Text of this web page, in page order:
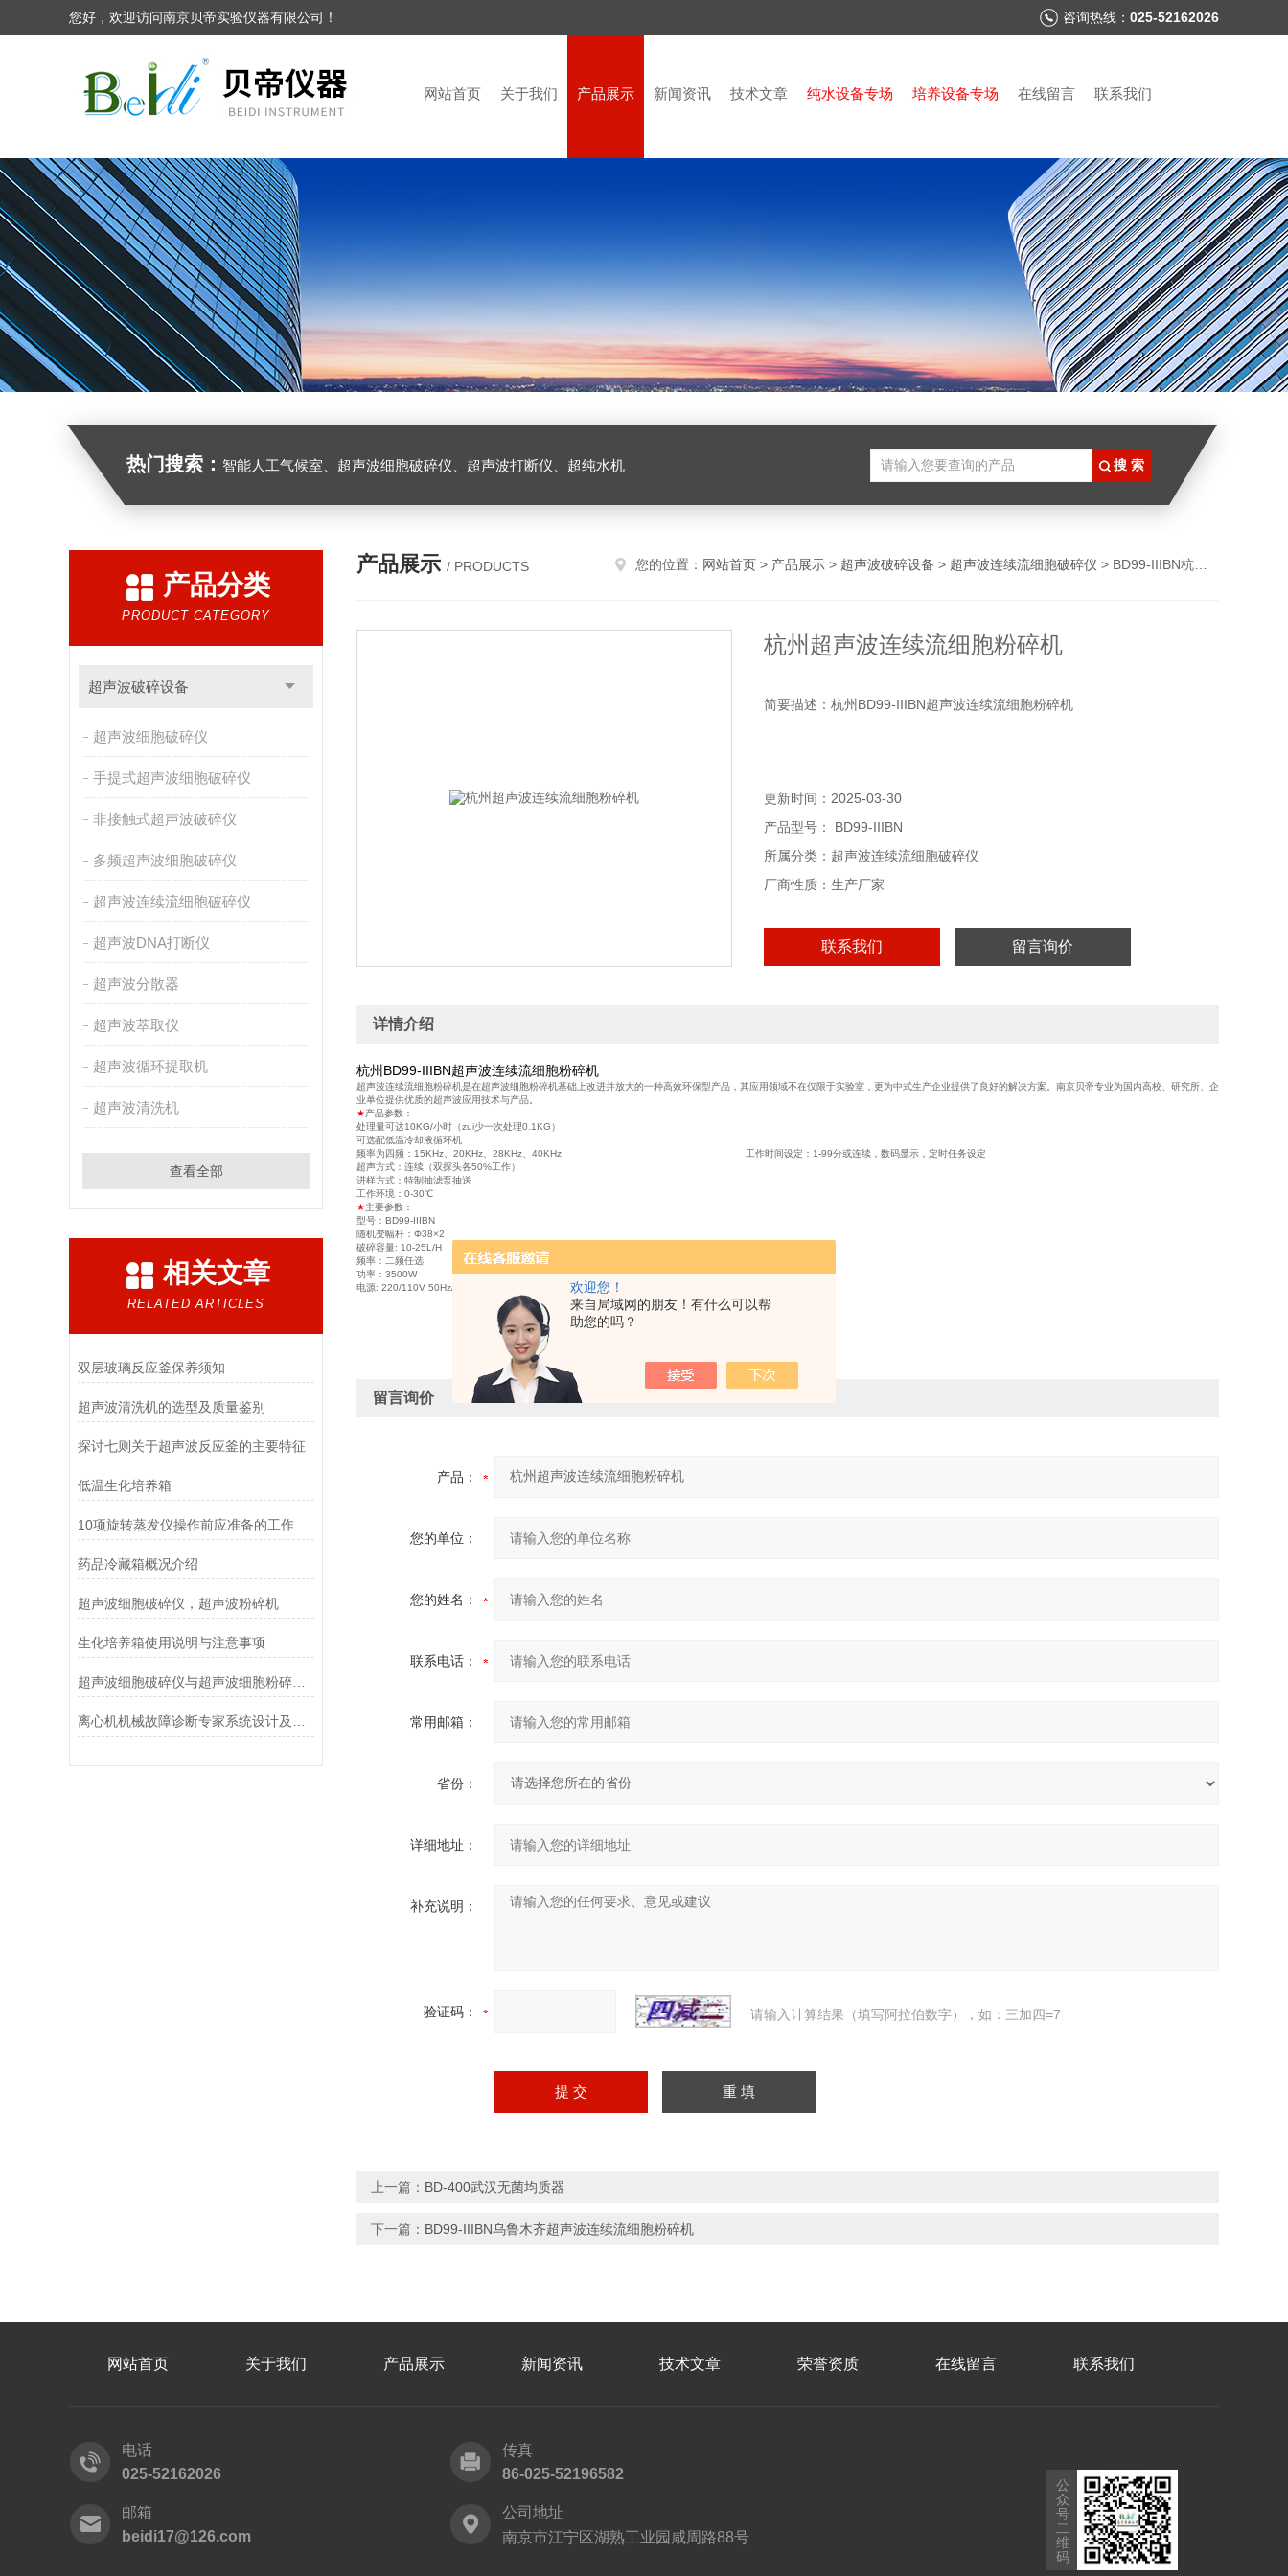
欢迎您！
来自局域网的朋友！有什么可以帮
助您的吗？
您好，欢迎访问南京贝帝实验仪器有限公司！ 咨询热线： 025-52162026
网站首页 关于我们 产品展示 新闻资讯 技术文章 纯水设备专场 培养设备专场 在线留言 联系我们
热门搜索： 智能人工气候室、超声波细胞破碎仪、超声波打断仪、超纯水机
产品分类
PRODUCT CATEGORY
超声波破碎设备
超声波细胞破碎仪
手提式超声波细胞破碎仪
非接触式超声波破碎仪
多频超声波细胞破碎仪
超声波连续流细胞破碎仪
超声波DNA打断仪
超声波分散器
超声波萃取仪
超声波循环提取机
超声波清洗机
查看全部
相关文章
RELATED ARTICLES
双层玻璃反应釜保养须知
超声波清洗机的选型及质量鉴别
探讨七则关于超声波反应釜的主要特征
低温生化培养箱
10项旋转蒸发仪操作前应准备的工作
药品冷藏箱概况介绍
超声波细胞破碎仪，超声波粉碎机
生化培养箱使用说明与注意事项
超声波细胞破碎仪与超声波细胞粉碎机有何不同呢？
产品展示 / PRODUCTS 您的位置： 网站首页 > 产品展示 > 超声波破碎设备 > 超声波连续流细胞破碎仪 > BD99-IIIBN杭州超声波连续流细胞粉碎机
杭州超声波连续流细胞粉碎机
简要描述：杭州BD99-IIIBN超声波连续流细胞粉碎机
更新时间：2025-03-30
产品型号： BD99-IIIBN
所属分类：超声波连续流细胞破碎仪
厂商性质：生产厂家
联系我们 留言询价
详情介绍
杭州BD99-IIIBN超声波连续流细胞粉碎机
超声波连续流细胞粉碎机是在超声波细胞粉碎机基础上改进并放大的一种高效环保型产品，其应用领域不在仅限于实验室，更为中式生产企业提供了良好的解决方案。南京贝帝专业为国内高校、研究所、企
业单位提供优质的超声波应用技术与产品。
★产品参数：
处理量可达10KG/小时（zui少一次处理0.1KG）
可选配低温冷却液循环机
频率为四频：15KHz、20KHz、28KHz、40KHz 工作时间设定：1-99分或连续，数码显示，定时任务设定
超声方式：连续（双探头各50%工作）
进样方式：特制抽滤泵抽送
工作环境：0-30℃
★主要参数：
型号：BD99-IIIBN
随机变幅杆：Φ38×2
破碎容量: 10-25L/H
频率：二频任选
功率：3500W
电源: 220/110V 50Hz/60Hz破壁率99%
留言询价
产品：
您的单位：
您的姓名：
联系电话：
常用邮箱：
省份：
详细地址：
补充说明：
验证码： 请输入计算结果（填写阿拉伯数字），如：三加四=7
上一篇： BD-400武汉无菌均质器
下一篇： BD99-IIIBN乌鲁木齐超声波连续流细胞粉碎机
网站首页 关于我们 产品展示 新闻资讯 技术文章 荣誉资质 在线留言 联系我们
电话
025-52162026
传真
86-025-52196582
邮箱
beidi17@126.com
公司地址
南京市江宁区湖熟工业园咸周路88号
公
众
号
二
维
码